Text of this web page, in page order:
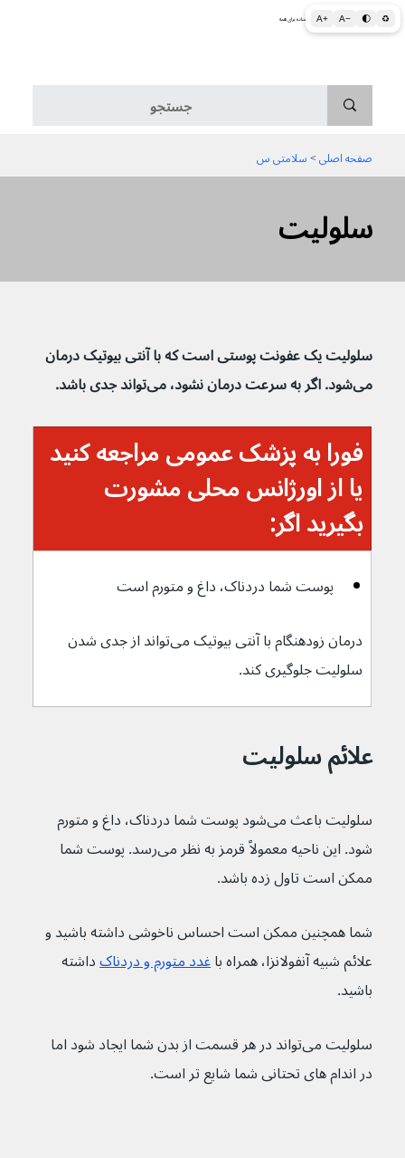
A+ A− 🌓 ♻ اطلاعات پزشکی و بهداشتی به زبان ساده برای همه
سلولیت
صفحه اصلی > سلامتی س
سلولیت یک عفونت پوستی است که با آنتی بیوتیک درمان
می‌شود. اگر به سرعت درمان نشود، می‌تواند جدی باشد.
فورا به پزشک عمومی مراجعه کنید
یا از اورژانس محلی مشورت
بگیرید اگر:
پوست شما دردناک، داغ و متورم است
درمان زودهنگام با آنتی بیوتیک‌ می‌تواند از جدی شدن
سلولیت جلوگیری کند.
علائم سلولیت
سلولیت باعث می‌شود پوست شما دردناک، داغ و متورم
شود. این ناحیه معمولاً قرمز به نظر می‌رسد. پوست شما
ممکن است تاول زده باشد.
شما همچنین ممکن است احساس ناخوشی داشته باشید و
علائم شبیه آنفولانزا، همراه با غدد متورم و دردناک داشته
باشید.
سلولیت می‌تواند در هر قسمت از بدن شما ایجاد شود اما
در اندام های تحتانی شما شایع تر است.